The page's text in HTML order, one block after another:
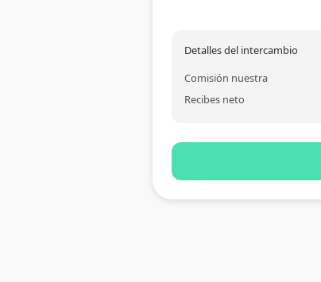
Detalles del intercambio
Comisión nuestra
Recibes neto